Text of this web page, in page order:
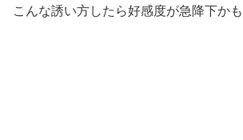
こんな誘い方したら好感度が急降下か